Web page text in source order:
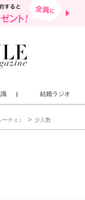
結婚ラジオ
チェ） 少人数